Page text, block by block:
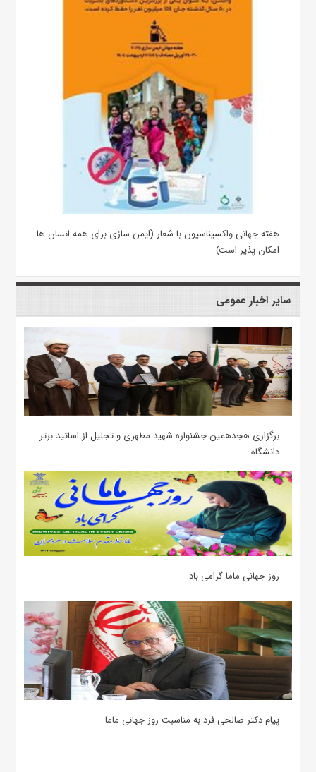
هفته جهانی واکسیناسیون با شعار (ایمن سازی برای همه انسان ها
امکان پذیر است)
سایر اخبار عمومی
برگزاری هجدهمین جشنواره شهید مطهری و تجلیل از اساتید برتر
دانشگاه
روز جهانی ماما گرامی باد
پیام دکتر صالحی فرد به مناسبت روز جهانی ماما